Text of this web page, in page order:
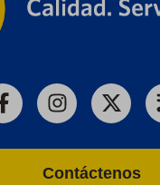
FacebookInstagram
X
Contáctenos